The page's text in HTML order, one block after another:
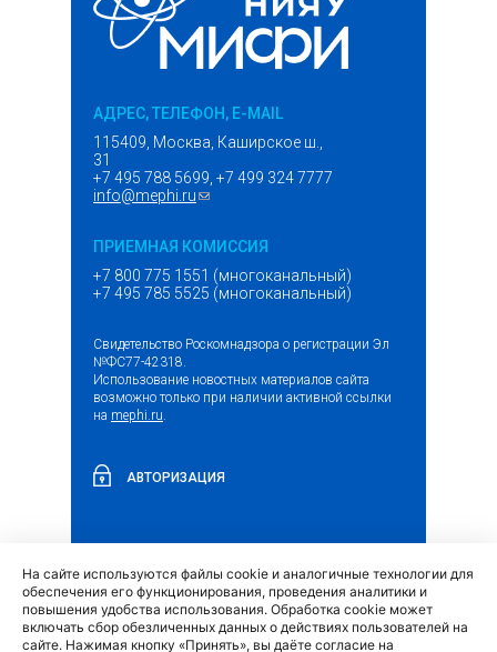
АДРЕС, ТЕЛЕФОН, E-MAIL
115409, Москва, Каширское ш.,
31
+7 495 788 5699, +7 499 324 7777
info@mephi.ru(ссылка для отправки email)
ПРИЕМНАЯ КОМИССИЯ
+7 800 775 1551 (многоканальный)
+7 495 785 5525 (многоканальный)
Свидетельство Роскомнадзора о регистрации Эл
№ФС77-42318.
Использование новостных материалов сайта
возможно только при наличии активной ссылки
на mephi.ru
АВТОРИЗАЦИЯ
Обращение граждан и организаций (внешняя
ссылка)
На сайте используются файлы cookie и аналогичные технологии для
обеспечения его функционирования, проведения аналитики и
повышения удобства использования. Обработка cookie может
включать сбор обезличенных данных о действиях пользователей на
сайте. Нажимая кнопку «Принять», вы даёте согласие на